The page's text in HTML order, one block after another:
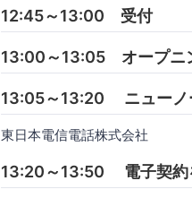
12:45～13:00 受付
13:00～13:05 オープニ
13:05～13:20 ニューノ
東日本電信電話株式会社
13:20～13:50 電子契約